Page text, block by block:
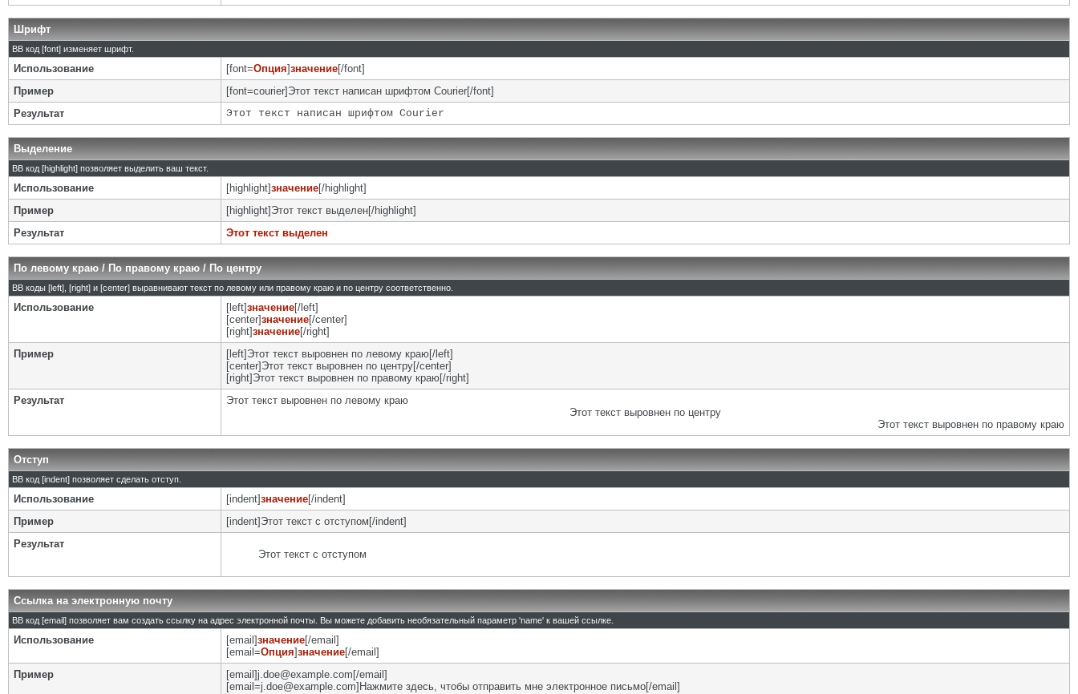
Шрифт
BB код [font] изменяет шрифт.
Использование [font=Опция]значение[/font]
Пример
[font=courier]Этот текст написан шрифтом Courier[/font]
Результат
Этот текст написан шрифтом Courier
Выделение
BB код [highlight] позволяет выделить ваш текст.
Использование [highlight]значение[/highlight]
Пример
[highlight]Этот текст выделен[/highlight]
Результат
Этот текст выделен
По левому краю / По правому краю / По центру
BB коды [left], [right] и [center] выравнивают текст по левому или правому краю и по центру соответственно.
Использование [left]значение[/left]
[center]значение[/center]
[right]значение[/right]
Пример
[left]Этот текст выровнен по левому краю[/left]
[center]Этот текст выровнен по центру[/center]
[right]Этот текст выровнен по правому краю[/right]
Результат
Этот текст выровнен по левому краю
Этот текст выровнен по центру
Этот текст выровнен по правому краю
Отступ
BB код [indent] позволяет сделать отступ.
Использование [indent]значение[/indent]
Пример
[indent]Этот текст с отступом[/indent]
Результат
Этот текст с отступом
Ссылка на электронную почту
BB код [email] позволяет вам создать ссылку на адрес электронной почты. Вы можете добавить необязательный параметр 'name' к вашей ссылке.
Использование [email]значение[/email]
[email=Опция]значение[/email]
Пример
[email]j.doe@example.com[/email]
[email=j.doe@example.com]Нажмите здесь, чтобы отправить мне электронное письмо[/email]